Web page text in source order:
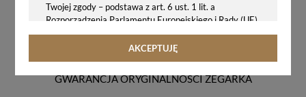
Twojej zgody – podstawa z art. 6 ust. 1 lit. a
Rozporządzenia Parlamentu Europejskiego i Rady (UE)
2016/679 z 27.04.2016 r. w sprawie ochrony osób
fizycznych w związku z przetwarzaniem danych
rozporządzenie o ochronie danych, tj. RODO).
AKCEPTUJĘ
GWARANCJA ORYGINALNOŚCI ZEGARKA